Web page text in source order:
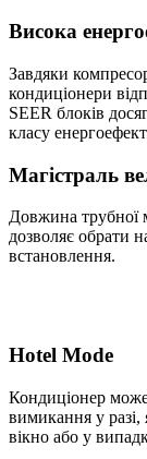
Висока
Завдяки
кондиціонери
SEER блоків
класу
Магістраль
Довжина трубної
дозволяє обрати
встановлення.
Hotel Mode
Кондиціонер
вимикання у разі,
вікно або у